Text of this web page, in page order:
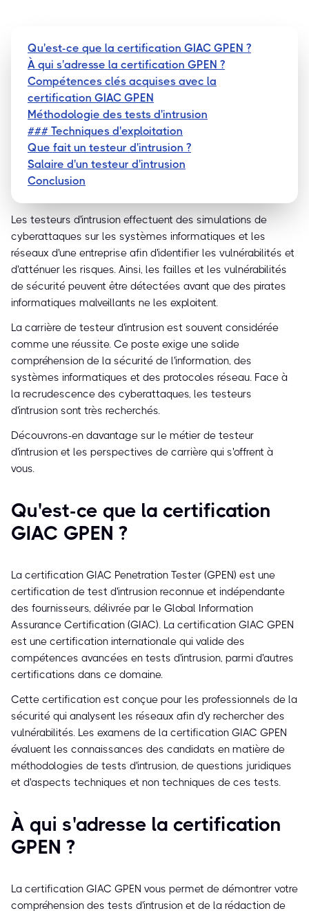
Qu'est-ce que la certification GIAC GPEN ?
À qui s'adresse la certification GPEN ?
Compétences clés acquises avec la
certification GIAC GPEN
Méthodologie des tests d'intrusion
### Techniques d'exploitation
Que fait un testeur d'intrusion ?
Salaire d'un testeur d'intrusion
Conclusion
Les testeurs d'intrusion effectuent des simulations de
cyberattaques sur les systèmes informatiques et les
réseaux d'une entreprise afin d'identifier les vulnérabilités et
d'atténuer les risques. Ainsi, les failles et les vulnérabilités
de sécurité peuvent être détectées avant que des pirates
informatiques malveillants ne les exploitent.
La carrière de testeur d'intrusion est souvent considérée
comme une réussite. Ce poste exige une solide
compréhension de la sécurité de l'information, des
systèmes informatiques et des protocoles réseau. Face à
la recrudescence des cyberattaques, les testeurs
d'intrusion sont très recherchés.
Découvrons-en davantage sur le métier de testeur
d'intrusion et les perspectives de carrière qui s'offrent à
vous.
Qu'est-ce que la certification
GIAC GPEN ?
La certification GIAC Penetration Tester (GPEN) est une
certification de test d'intrusion reconnue et indépendante
des fournisseurs, délivrée par le Global Information
Assurance Certification (GIAC). La certification GIAC GPEN
est une certification internationale qui valide des
compétences avancées en tests d'intrusion, parmi d'autres
certifications dans ce domaine.
Cette certification est conçue pour les professionnels de la
sécurité qui analysent les réseaux afin d'y rechercher des
vulnérabilités. Les examens de la certification GIAC GPEN
évaluent les connaissances des candidats en matière de
méthodologies de tests d'intrusion, de questions juridiques
et d'aspects techniques et non techniques de ces tests.
À qui s'adresse la certification
GPEN ?
La certification GIAC GPEN vous permet de démontrer votre
compréhension des tests d'intrusion et de la rédaction de